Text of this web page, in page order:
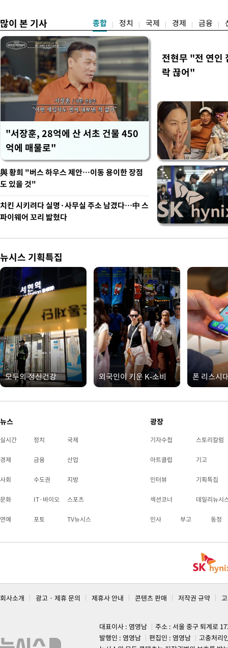
많이 본 기사 종합 정치 국제 경제 금융
"서장훈, 28억에 산 서초 건물 450
억에 매물로"
전현무 "전 연인
락 끊어"
與 황희 "버스 하우스 제안…이동 용이한 장점
도 있을 것"
치킨 시키려다 실명·사무실 주소 남겼다…中 스
파이웨어 꼬리 밟혔다
뉴시스 기획특집
모두의 정신건강 외국인이 키운 K-소비 폰 리스시
뉴스
실시간 정치 국제
경제 금융 산업
사회 수도권 지방
문화 IT·바이오 스포츠
연예 포토 TV뉴시스
광장
기자수첩 스토리칼럼
아트클럽 기고
인터뷰 기획특집
섹션코너 데일리뉴시
인사 부고 동정
회사소개 광고 · 제휴 문의 제휴사 안내 콘텐츠 판매 저작권 규약
대표이사 : 염영남
주소 : 서울 중구 퇴계로
발행인 : 염영남
편집인 : 염영남
고충처리